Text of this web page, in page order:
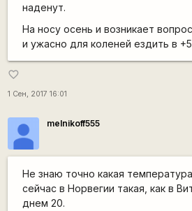
наденут.
На носу осень и возникает
и ужасно для коленей ездить в
favorite_border
1 Сен, 2017 16:01
melnikoff555
Не знаю точно какая
сейчас в Норвегии такая, как в
днем 20.